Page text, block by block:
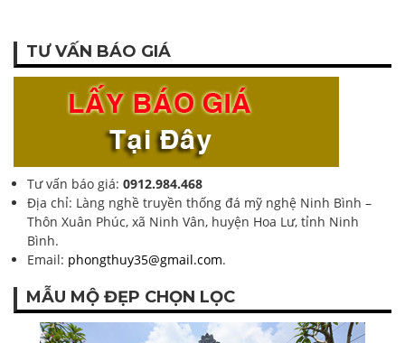
TƯ VẤN BÁO GIÁ
Tư vấn báo giá: 0912.984.468
Địa chỉ: Làng nghề truyền thống đá mỹ nghệ Ninh Bình –
Thôn Xuân Phúc, xã Ninh Vân, huyện Hoa Lư, tỉnh Ninh
Bình.
Email: phongthuy35@gmail.com.
MẪU MỘ ĐẸP CHỌN LỌC